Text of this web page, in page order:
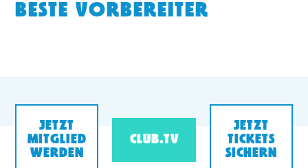
BESTE VORBEREITER
JETZT
MITGLIED
WERDEN
CLUB.TV
JETZT
TICKETS
SICHERN